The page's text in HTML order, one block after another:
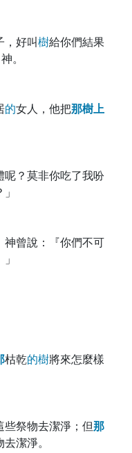
，好叫樹給你們結果
。
的女人，他把那樹上
呢？莫非你吃了我吩
曾說：『你們不可
枯乾的樹將來怎麼樣
些祭物去潔淨；但那
潔淨。